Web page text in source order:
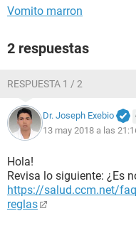
Vomito marron
2 respuestas
RESPUESTA 1 / 2
Dr. Joseph Exebio
13 may 2018 a las
Hola!
Revisa lo siguiente: ¿Es
https://salud.ccm.net/
reglas